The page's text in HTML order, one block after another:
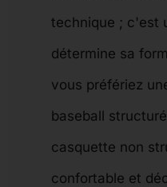
technique ; c'est
détermine sa
vous préfériez
baseball
casquette non
confortable et